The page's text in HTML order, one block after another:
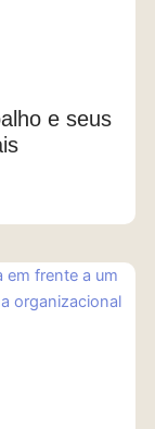
e seus